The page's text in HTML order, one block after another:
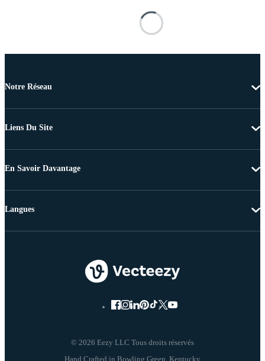
Notre Réseau
Liens Du Site
En Savoir Davantage
© 2026 Eezy LLC Tous droits réservés
Langues